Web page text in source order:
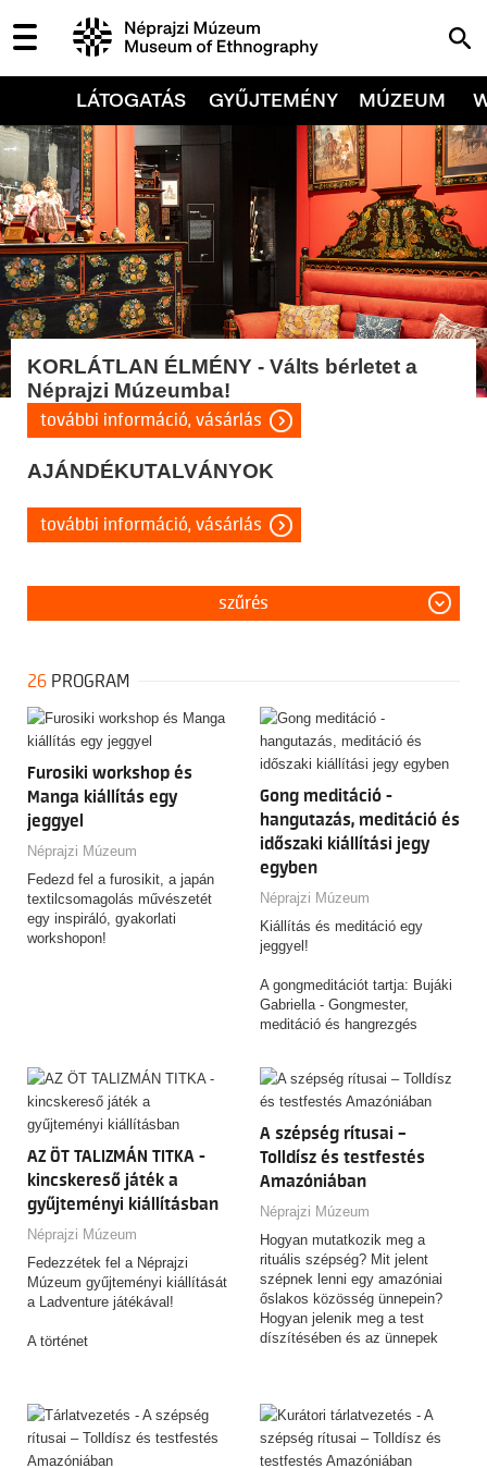
LÁTOGATÁS GYŰJTEMÉNY MÚZEUM
KORLÁTLAN ÉLMÉNY - Válts bérletet a
Néprajzi Múzeumba!
további információ, vásárlás
AJÁNDÉKUTALVÁNYOK
további információ, vásárlás
szűrés
26 PROGRAM
Furosiki workshop és
Manga kiállítás egy
jeggyel
Néprajzi Múzeum
Fedezd fel a furosikit, a japán
textilcsomagolás művészetét
egy inspiráló, gyakorlati
workshopon!
Gong meditáció -
hangutazás, meditáció és
időszaki kiállítási jegy
egyben
Néprajzi Múzeum
Kiállítás és meditáció egy
jeggyel!
A gongmeditációt tartja: Bujáki
Gabriella - Gongmester,
meditáció és hangrezgés
(bujakigabi.hu)
AZ ÖT TALIZMÁN TITKA -
kincskereső játék a
gyűjteményi kiállításban
Néprajzi Múzeum
Fedezzétek fel a Néprajzi
Múzeum gyűjteményi kiállítását
a Ladventure játékával!
A történet
akik képesek voltak ezt a
földöntúli ősi erőt talizmánokba
zárni! Viszont a nép ismeretlen
A szépség rítusai –
Tolldísz és testfestés
Amazóniában
Néprajzi Múzeum
Hogyan mutatkozik meg a
rituális szépség? Mit jelent
szépnek lenni egy amazóniai
őslakos közösség ünnepein?
Hogyan jelenik meg a test
díszítésében és az ünnepek
identitása? Hogyan örökíti meg
fényképein mindezt egy
kulturális antropológus, aki fél